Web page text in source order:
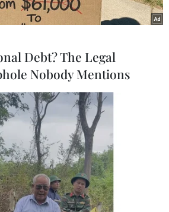
Debt? The Legal
Nobody Mentions